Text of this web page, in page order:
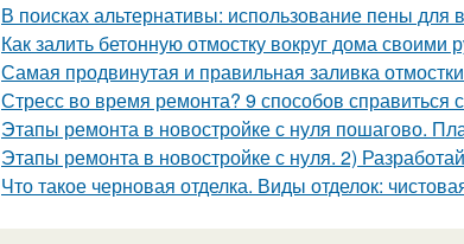
В поисках альтернативы: использование пены для
Как залить бетонную отмостку вокруг дома своими
Самая продвинутая и правильная заливка
Стресс во время ремонта? 9 способов справиться
Этапы ремонта в новостройке с нуля пошагово.
Этапы ремонта в новостройке с нуля. 2)
Что такое черновая отделка. Виды отделок: